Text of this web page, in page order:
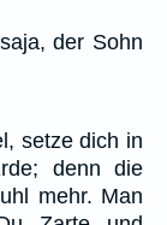
der Sohn
setze dich in
denn die
mehr. Man